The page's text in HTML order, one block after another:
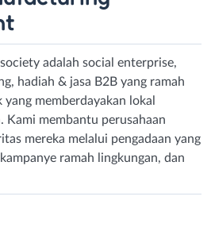
adalah social enterprise,
hadiah & jasa B2B yang ramah
memberdayakan lokal
Kami membantu perusahaan
mereka melalui pengadaan yang
ramah lingkungan, dan